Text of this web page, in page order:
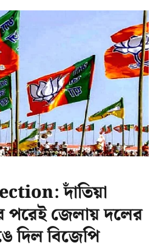
দাঁতিয়া
পরেই জেলায় দলের
দিল বিজেপি